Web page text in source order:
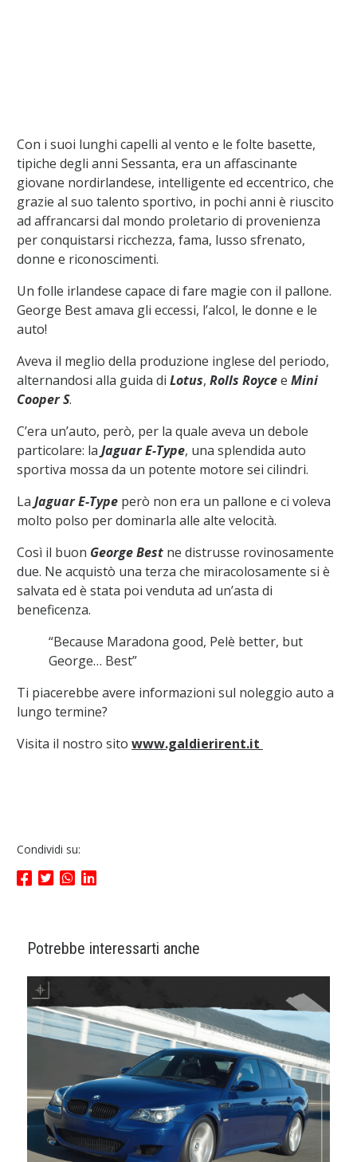
Con i suoi lunghi capelli al vento e le folte basette,
tipiche degli anni Sessanta, era un affascinante
giovane nordirlandese, intelligente ed eccentrico, che
grazie al suo talento sportivo, in pochi anni è riuscito
ad affrancarsi dal mondo proletario di provenienza
per conquistarsi ricchezza, fama, lusso sfrenato,
donne e riconoscimenti.
Un folle irlandese capace di fare magie con il pallone.
George Best amava gli eccessi, l’alcol, le donne e le
auto!
Aveva il meglio della produzione inglese del periodo,
alternandosi alla guida di Lotus, Rolls Roycee Mini
Cooper S.
C’era un’auto, però, per la quale aveva un debole
particolare: la Jaguar E-Type, una splendida auto
sportiva mossa da un potente motore sei cilindri.
La Jaguar E-Type però non era un pallone e ci voleva
molto polso per dominarla alle alte velocità.
Così il buon George Best ne distrusse rovinosamente
due. Ne acquistò una terza che miracolosamente si è
salvata ed è stata poi venduta ad un’asta di
beneficenza.
“Because Maradona good, Pelè better, but
George… Best”
Ti piacerebbe avere informazioni sul noleggio auto a
lungo termine?
Visita il nostro sito www.galdierirent.it
Condividi su:
Potrebbe interessarti anche